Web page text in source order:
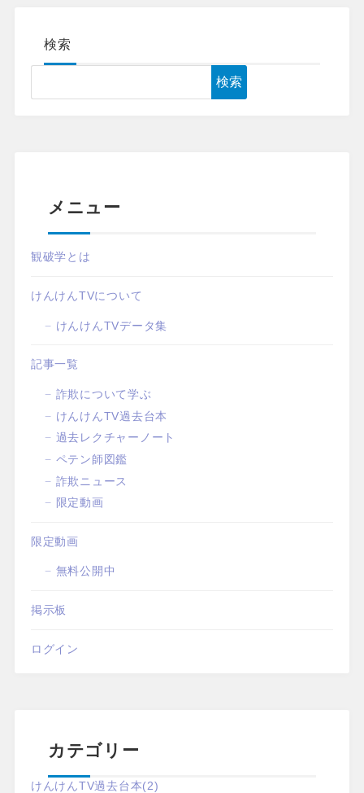
検索
検索
メニュー
観破学とは
けんけんTVについて
けんけんTVデータ集
記事一覧
詐欺について学ぶ
けんけんTV過去台本
過去レクチャーノート
ペテン師図鑑
詐欺ニュース
限定動画
限定動画
無料公開中
掲示板
ログイン
カテゴリー
けんけんTV過去台本(2)